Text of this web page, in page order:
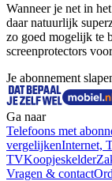
Wanneer je net in
daar natuurlijk
zo goed mogelijk te
screenprotectors
Je abonnement
Ga naar
Telefoons met
vergelijkenInternet,
TVKoopjeskelder
Vragen & contact